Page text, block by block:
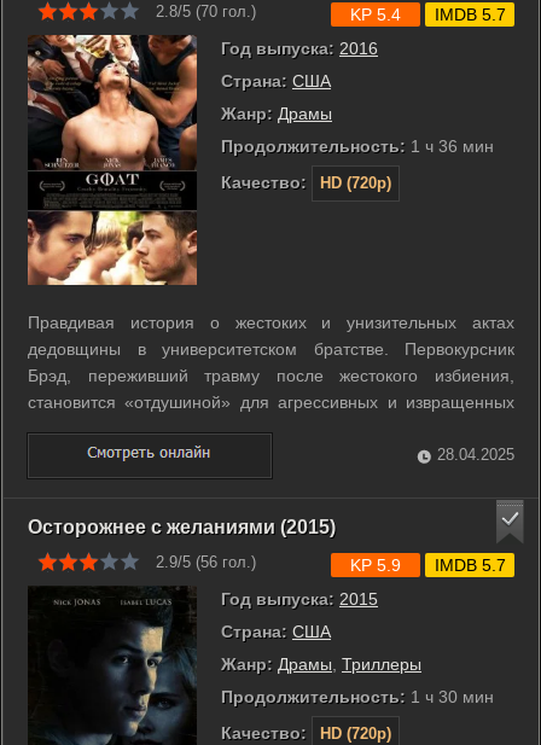
2.8/5 (70 гол.)
Год выпуска: 2016
Страна: США
Жанр: Драмы
Продолжительность: 1 ч 36 мин
Качество:
HD (720p)
KP 5.4 IMDB 5.7
Правдивая история о жестоких и унизительных актах
дедовщины в университетском братстве. Первокурсник
Брэд, переживший травму после жестокого избиения,
становится «отдушиной» для агрессивных и извращенных
позывов, которые витают в студенческом сообществе. ...
28.04.2025
Осторожнее с желаниями (2015)
2.9/5 (56 гол.)
Год выпуска: 2015
Страна: США
Жанр: Драмы, Триллеры
Продолжительность: 1 ч 30 мин
Качество:
HD (720p)
KP 5.9 IMDB 5.7